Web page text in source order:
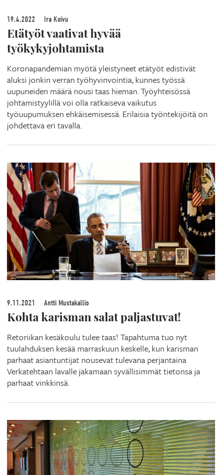
19.4.2022 Ira Koivu
Etätyöt vaativat hyvää
työkykyjohtamista
Koronapandemian myötä yleistyneet etätyöt edistivät
aluksi jonkin verran työhyvinvointia, kunnes työssä
uupuneiden määrä nousi taas hieman. Työyhteisössä
johtamistyylillä voi olla ratkaiseva vaikutus
työuupumuksen ehkäisemisessä. Erilaisia työntekijöitä on
johdettava eri tavalla.
9.11.2021 Antti Mustakallio
Kohta karisman salat paljastuvat!
Retoriikan kesäkoulu tulee taas! Tapahtuma tuo nyt
tuulahduksen kesää marraskuun keskelle, kun karisman
parhaat asiantuntijat nousevat tulevana perjantaina
Verkatehtaan lavalle jakamaan syvällisimmät tietonsa ja
parhaat vinkkinsä.